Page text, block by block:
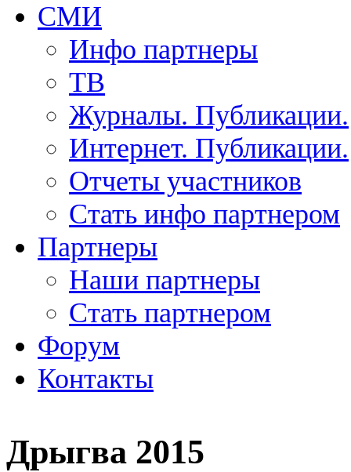
СМИ
Инфо партнеры
ТВ
Журналы. Публикации.
Интернет. Публикации.
Отчеты участников
Стать инфо партнером
Партнеры
Наши партнеры
Стать партнером
Форум
Контакты
Дрыгва 2015